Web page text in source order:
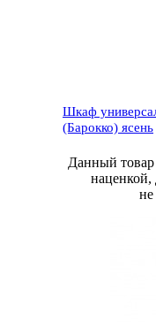
Шкаф
(Барокко) ясень
Данный товар
наценкой,